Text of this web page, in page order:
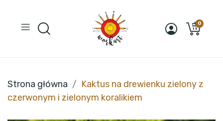
0
Strona główna
Kaktus na drewienku zielony z
czerwonym i zielonym koralikiem